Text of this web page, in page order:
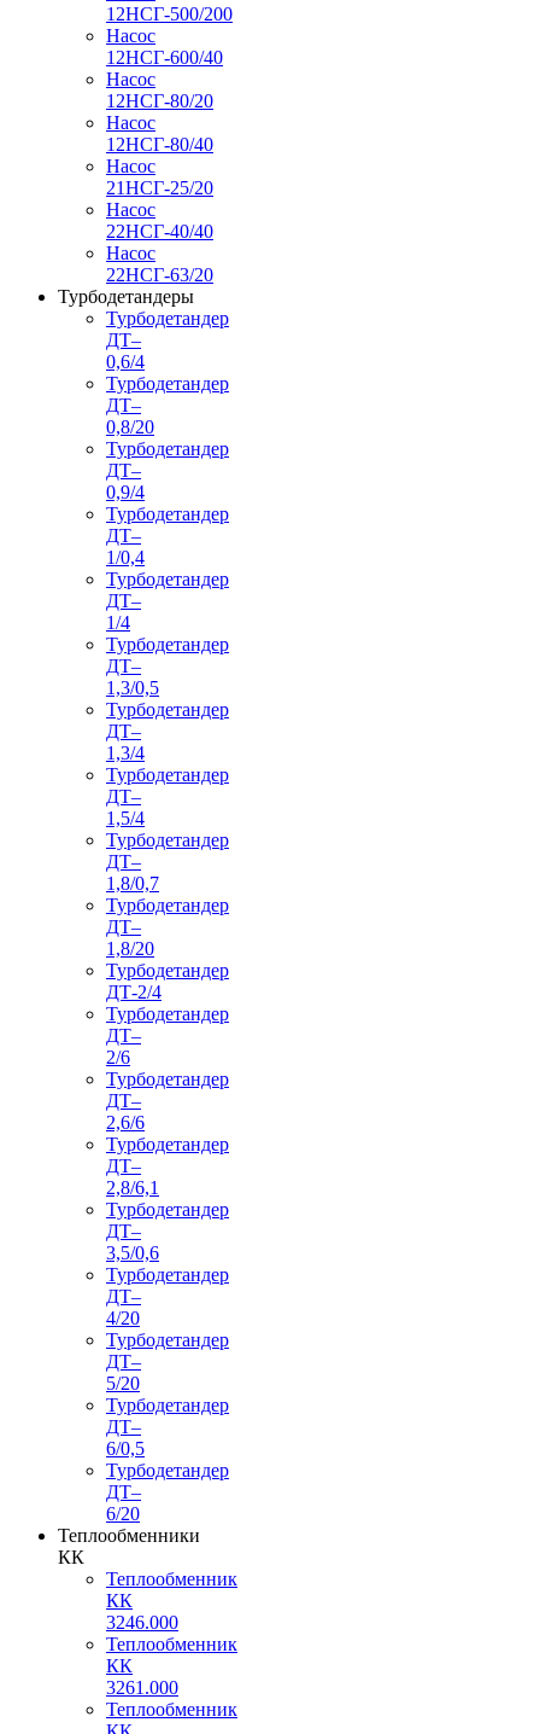
12НСГ-500/200
Насос
12НСГ-600/40
Насос
12НСГ-80/20
Насос
12НСГ-80/40
Насос
21НСГ-25/20
Насос
22НСГ-40/40
Насос
22НСГ-63/20
Турбодетандеры
Турбодетандер
ДТ–
0,6/4
Турбодетандер
ДТ–
0,8/20
Турбодетандер
ДТ–
0,9/4
Турбодетандер
ДТ–
1/0,4
Турбодетандер
ДТ–
1/4
Турбодетандер
ДТ–
1,3/0,5
Турбодетандер
ДТ–
1,3/4
Турбодетандер
ДТ–
1,5/4
Турбодетандер
ДТ–
1,8/0,7
Турбодетандер
ДТ–
1,8/20
Турбодетандер
ДТ-2/4
Турбодетандер
ДТ–
2/6
Турбодетандер
ДТ–
2,6/6
Турбодетандер
ДТ–
2,8/6,1
Турбодетандер
ДТ–
3,5/0,6
Турбодетандер
ДТ–
4/20
Турбодетандер
ДТ–
5/20
Турбодетандер
ДТ–
6/0,5
Турбодетандер
ДТ–
6/20
Теплообменники
КК
Теплообменник
КК
3246.000
Теплообменник
КК
3261.000
Теплообменник